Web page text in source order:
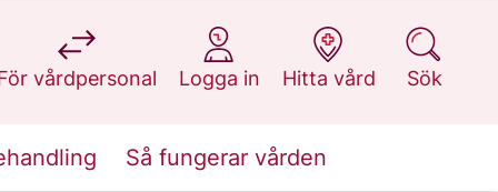
vårdpersonal
på 1177.se
Logga in
på 1177.se
Hitta vård
på 1177.se
Sök
på 1177.se
Så fungerar vården